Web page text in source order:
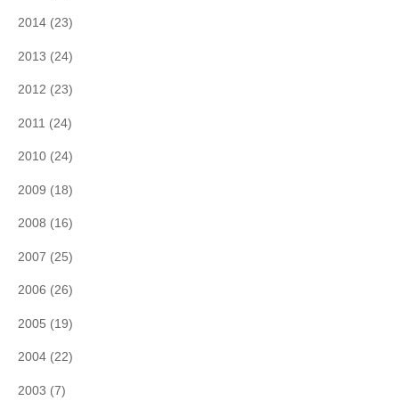
2014 (23)
2013 (24)
2012 (23)
2011 (24)
2010 (24)
2009 (18)
2008 (16)
2007 (25)
2006 (26)
2005 (19)
2004 (22)
2003 (7)